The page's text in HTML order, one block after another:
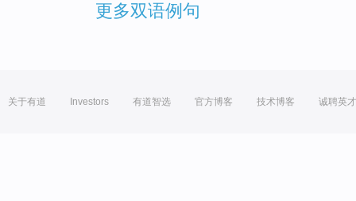
更多双语例句
关于有道 Investors 有道智选 官方博客 技术博客 诚聘英才